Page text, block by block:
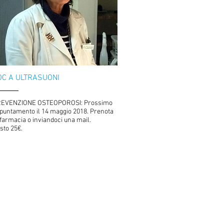
OSTEOPOROSI: Prossimo
il 14 maggio 2018. Prenota
o inviandoci una mail.
25€.
A ULTRASUONI